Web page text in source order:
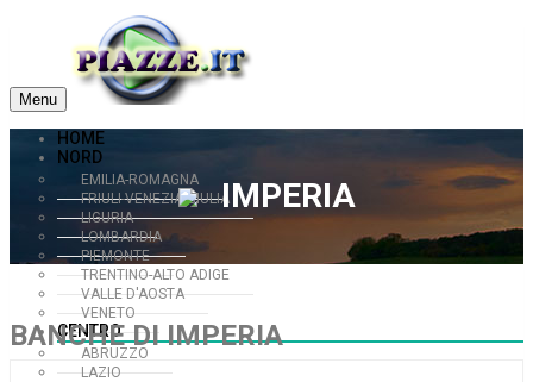
Menu
HOME
NORD
EMILIA-ROMAGNA
FRIULI-VENEZIA GIULIA
LIGURIA
LOMBARDIA
PIEMONTE
TRENTINO-ALTO ADIGE
VALLE D'AOSTA
VENETO
CENTRO
ABRUZZO
LAZIO
IMPERIA
BANCHE DI IMPERIA